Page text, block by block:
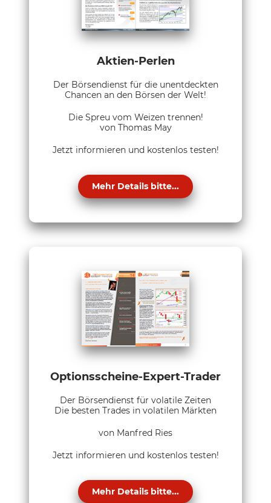
Aktien-Perlen
Der Börsendienst für die unentdeckten
Chancen an den Börsen der Welt!
Die Spreu vom Weizen trennen!
von Thomas May
Jetzt informieren und kostenlos testen!
Mehr Details bitte...
Optionsscheine-Expert-Trader
Der Börsendienst für volatile Zeiten
Die besten Trades in volatilen Märkten
von Manfred Ries
Jetzt informieren und kostenlos testen!
Mehr Details bitte...